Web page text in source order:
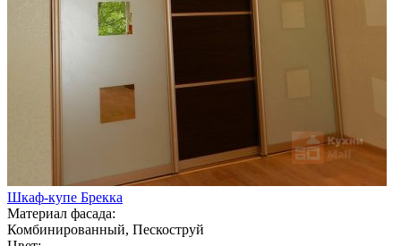
Шкаф-купе Брекка
Материал фасада:
Комбинированный, Пескоструй